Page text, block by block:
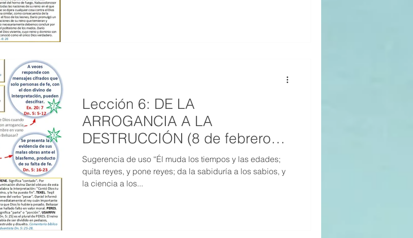
Lección 6: DE LA
ARROGANCIA A LA
DESTRUCCIÓN (8 de febrero
2020)
Sugerencia de uso “Él muda los tiempos y las edades;
quita reyes, y pone reyes; da la sabiduría a los sabios, y
la ciencia a los...